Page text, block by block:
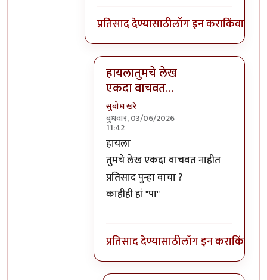
प्रतिसाद देण्यासाठीलॉग इन कराकिंवा
हायलातुमचे लेख
एकदा वाचवत…
सुबोध खरे
बुधवार, 03/06/2026
11:42
In reply to
हायला
तुमचे लेख एकदा वाचवत नाहीत
प्रतिसाद पुन्हा वाचा ?
काहीही हां "पा"
प्रतिसाद देण्यासाठीलॉग इन कराकिंवा